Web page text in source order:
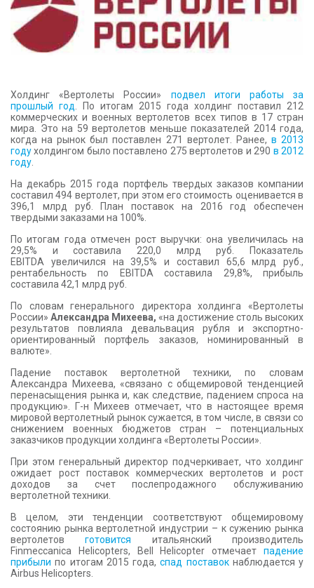
КОНТАКТЫ
Холдинг «Вертолеты России» подвел итоги работы за
прошлый год . По итогам 2015 года холдинг поставил 212
коммерческих и военных вертолетов всех типов в 17 стран
мира. Это на 59 вертолетов меньше показателей 2014 года,
когда на рынок был поставлен 271 вертолет. Ранее, в 2013
годухолдингом было поставлено 275 вертолетов и 290 в 2012
году
На декабрь 2015 года портфель твердых заказов компании
составил 494 вертолет, при этом его стоимость оценивается в
396,1 млрд руб. План поставок на 2016 год обеспечен
твердыми заказами на 100%.
По итогам года отмечен рост выручки: она увеличилась на
29,5% и составила 220,0 млрд руб. Показатель
EBITDA увеличился на 39,5% и составил 65,6 млрд руб.,
рентабельность по EBITDA составила 29,8%, прибыль
составила 42,1 млрд руб.
По словам генерального директора холдинга «Вертолеты
России» Александра Михеева, «на достижение столь высоких
результатов повлияла девальвация рубля и экспортно-
ориентированный портфель заказов, номинированный в
валюте».
Падение поставок вертолетной техники, по словам
Александра Михеева, «связано с общемировой тенденцией
перенасыщения рынка и, как следствие, падением спроса на
продукцию». Г-н Михеев отмечает, что в настоящее время
мировой вертолетный рынок сужается, в том числе, в связи со
снижением военных бюджетов стран – потенциальных
заказчиков продукции холдинга «Вертолеты России».
При этом генеральный директор подчеркивает, что холдинг
ожидает рост поставок коммерческих вертолетов и рост
доходов за счет послепродажного обслуживанию
вертолетной техники.
В целом, эти тенденции соответствуют общемировому
состоянию рынка вертолетной индустрии – к сужению рынка
вертолетовготовится итальянский производитель
Finmeccanica Helicopters, Bell Helicopter отмечает падение
прибыли по итогам 2015 года,спад поставокнаблюдается у
Airbus Helicopters.